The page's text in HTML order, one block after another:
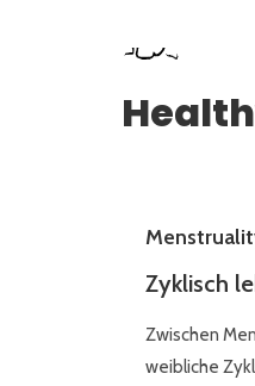
Zyklisch
Zwischen
weibliche